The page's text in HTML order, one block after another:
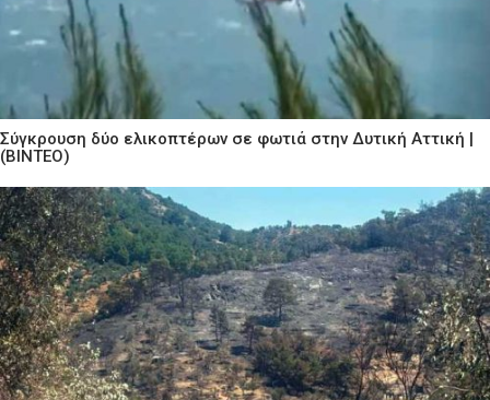
Σύγκρουση δύο ελικοπτέρων σε φωτιά στην Δυτική Αττική |
(ΒΙΝΤΕΟ)